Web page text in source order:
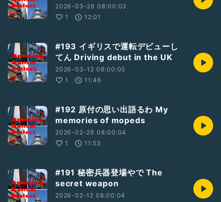
2026-03-26 08:00:03
1
12:01
#193 イギリスで運転デビューし
てん Driving debut in the UK
2026-03-12 08:00:05
1
11:46
#192 原付の思い出語るわ My
memories of mopeds
2026-02-26 08:00:04
1
11:53
#191 秘密兵器登場やで The
secret weapon
2026-02-12 08:00:04